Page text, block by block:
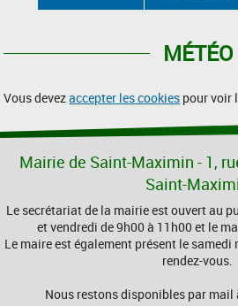
MÉTÉO
Vous devezaccepter les cookies pour voir
Mairie de Saint-Maximin - 1,
Saint-
Le secrétariat de la mairie est ouvert au
et vendredi de 9h00 à 11h00 et le
Le maire est également présent le
rendez-vous.
Nous restons disponibles par mail